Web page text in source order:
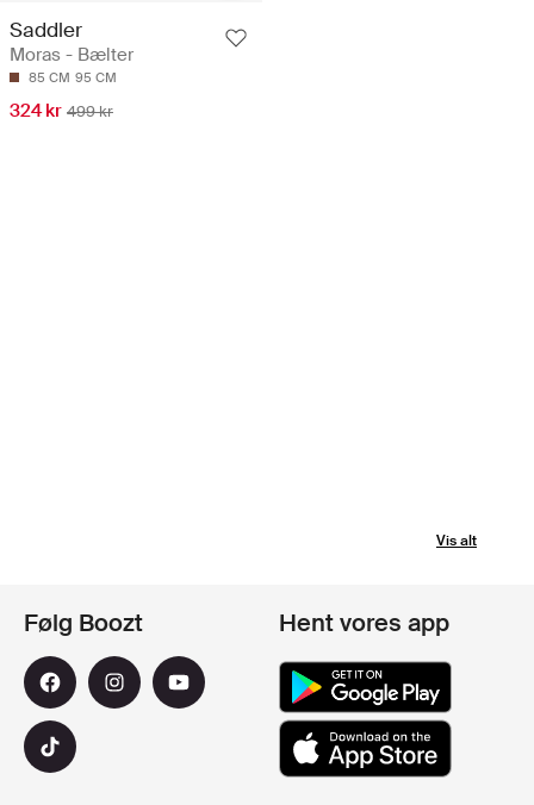
Saddler
Moras - Bælter
85 CM 95 CM
324 kr 499 kr
Vis alt
Følg Boozt Hent vores app